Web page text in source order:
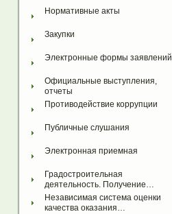
Нормативные акты
Закупки
Электронные формы заявлений
Официальные выступления,
отчеты
Противодействие коррупции
Публичные слушания
Электронная приемная
Градостроительная
деятельность. Получение…
Независимая система оценки
качества оказания…